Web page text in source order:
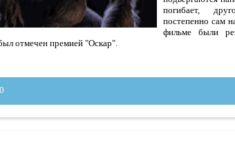
погибает,
постепенно сам
фильме были
отмечен премией "Оскар".